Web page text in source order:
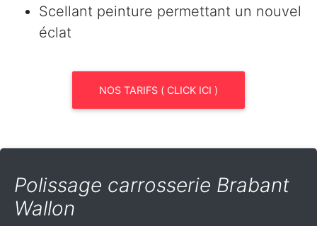
Scellant peinture permettant un nouvel
éclat
NOS TARIFS ( CLICK ICI )
Polissage carrosserie Brabant
Wallon